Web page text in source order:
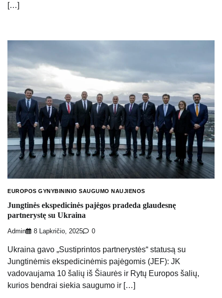
[…]
EUROPOS GYNYBININIO SAUGUMO NAUJIENOS
Jungtinės ekspedicinės pajėgos pradeda glaudesnę
partnerystę su Ukraina
Admin 8 Lapkričio, 2025 0
Ukraina gavo „Sustiprintos partnerystės“ statusą su
Jungtinėmis ekspedicinėmis pajėgomis (JEF): JK
vadovaujama 10 šalių iš Šiaurės ir Rytų Europos šalių,
kurios bendrai siekia saugumo ir […]